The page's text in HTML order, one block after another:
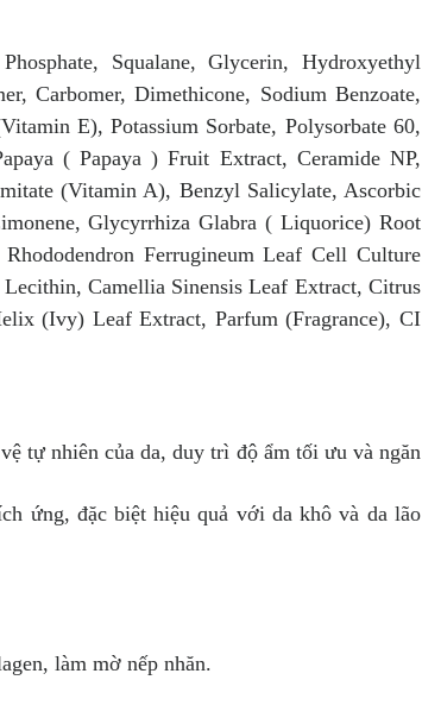
Squalane, Glycerin, Hydroxyethyl
Carbomer, Dimethicone, Sodium Benzoate,
E), Potassium Sorbate, Polysorbate 60,
( Papaya ) Fruit Extract, Ceramide NP,
(Vitamin A), Benzyl Salicylate, Ascorbic
Glycyrrhiza Glabra ( Liquorice) Root
Ferrugineum Leaf Cell Culture
Camellia Sinensis Leaf Extract, Citrus
(Ivy) Leaf Extract, Parfum (Fragrance), CI
tự nhiên của da, duy trì độ ẩm tối ưu và ngăn
ứng, đặc biệt hiệu quả với da khô và da lão
làm mờ nếp nhăn.